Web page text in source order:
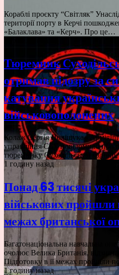
Кораблі проєкту “Світляк”
території порту в Керчі
«Балаклава» та «Керч». Про це…
Тюремник
отримав підозру за
катування
військовополонених
Колаж Сергія Поліщука /
управління СБУ повідомило про
тюремнику Суходільської
1 годину назад
Понад 63 тисячі
військових пройшли
межах британської
Багатонаціональна навчальна
очолює Велика Британія,
Підготовку в її межах пройшли
1 годину назад